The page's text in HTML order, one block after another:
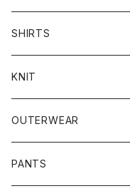
SHIRTS
KNIT
OUTERWEAR
PANTS